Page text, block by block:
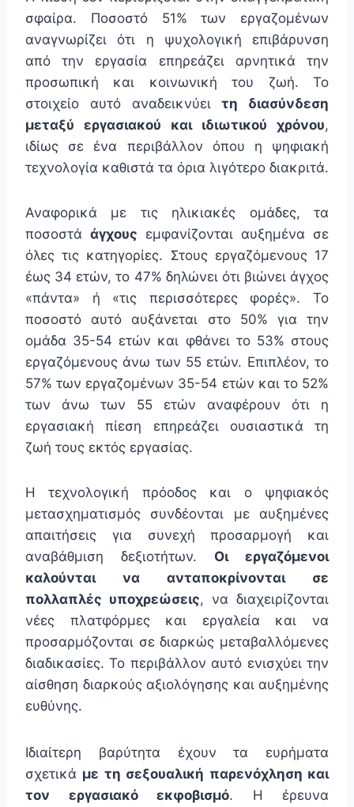
σφαίρα. Ποσοστό 51% των εργαζομένων
αναγνωρίζει ότι η ψυχολογική επιβάρυνση
από την εργασία επηρεάζει αρνητικά την
προσωπική και κοινωνική του ζωή. Το
στοιχείο αυτό αναδεικνύειτη διασύνδεση
μεταξύ εργασιακού και ιδιωτικού χρόνου,
ιδίως σε ένα περιβάλλον όπου η ψηφιακή
τεχνολογία καθιστά τα όρια λιγότερο διακριτά.
Αναφορικά με τις ηλικιακές ομάδες, τα
ποσοστά άγχους εμφανίζονται αυξημένα σε
όλες τις κατηγορίες. Στους εργαζόμενους 17
έως 34 ετών, το 47% δηλώνει ότι βιώνει άγχος
«πάντα» ή «τις περισσότερες φορές». Το
ποσοστό αυτό αυξάνεται στο 50% για την
ομάδα 35-54 ετών και φθάνει το 53% στους
εργαζόμενους άνω των 55 ετών. Επιπλέον, το
57% των εργαζομένων 35-54 ετών και το 52%
των άνω των 55 ετών αναφέρουν ότι η
εργασιακή πίεση επηρεάζει ουσιαστικά τη
ζωή τους εκτός εργασίας.
Η τεχνολογική πρόοδος και ο ψηφιακός
μετασχηματισμός συνδέονται με αυξημένες
απαιτήσεις για συνεχή προσαρμογή και
αναβάθμιση δεξιοτήτων. Οι εργαζόμενοι
καλούνται να ανταποκρίνονται σε
πολλαπλές υποχρεώσεις, να διαχειρίζονται
νέες πλατφόρμες και εργαλεία και να
προσαρμόζονται σε διαρκώς μεταβαλλόμενες
διαδικασίες. Το περιβάλλον αυτό ενισχύει την
αίσθηση διαρκούς αξιολόγησης και αυξημένης
ευθύνης.
Ιδιαίτερη βαρύτητα έχουν τα ευρήματα
σχετικά με τη σεξουαλική παρενόχληση και
τον εργασιακό εκφοβισμό. Η έρευνα